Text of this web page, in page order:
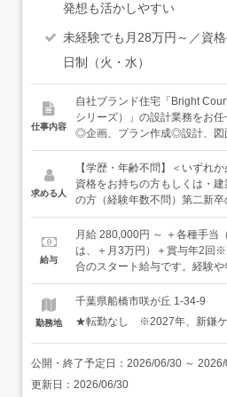
発想も活かしやすい
未経験でも月28万円～／資
日制（火・水）
仕事内容
自社ブランド住宅「Bright
シリーズ）」の設計業務をお
◎企画、プラン作成◎設計、
売住宅の設計が中心。「どん
まり、間取り図を作成。その
ンの企画担当など、スタッフ
住宅にしていきます。買い手が
住宅を手がけることもあります
ン作成～設計は、代表の宮澤
ており、ゆくゆくはプラン作成
1人でお任せするわけではあり
い。入社後は、宮澤が1つ1つ
の浅い方は、間取り図の作成を
ることを増やしていきましょ
のある方など、不安のある方も
す。教育体制が整っているので
求める人
【学歴・年齢不問】＜いずれ
資格をお持ちの方もしくは・
の方（経験年数不問）第二新
ろん、新卒入社（27卒）をご
しでも興味をお持ちの方は、
給与
月給 280,000円 ～ ＋各種手当
は、＋月3万円）＋賞与年2回
合のスタート給与です。経験
いたします。※昇給年1回あり
／23歳／入社1年年収530万円
円／29歳／入社4年≪管理職≫
万円／36歳
勤務地
千葉県船橋市咲が丘 1-34-9
★転勤なし ※2027年、新鎌ケ
公開・終了予定日： 2026/06/30 ～
更新日： 2026/06/30